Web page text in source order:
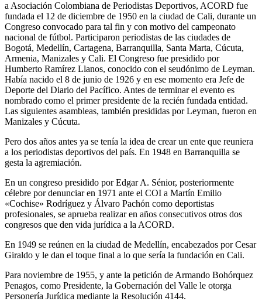
a Asociación Colombiana de Periodistas Deportivos, ACORD fue
fundada el 12 de diciembre de 1950 en la ciudad de Cali, durante un
Congreso convocado para tal fin y con motivo del campeonato
nacional de fútbol. Participaron periodistas de las ciudades de
Bogotá, Medellín, Cartagena, Barranquilla, Santa Marta, Cúcuta,
Armenia, Manizales y Cali. El Congreso fue presidido por
Humberto Ramírez Llanos, conocido con el seudónimo de Leyman.
Había nacido el 8 de junio de 1926 y en ese momento era Jefe de
Deporte del Diario del Pacífico. Antes de terminar el evento es
nombrado como el primer presidente de la recién fundada entidad.
Las siguientes asambleas, también presididas por Leyman, fueron en
Manizales y Cúcuta.
Pero dos años antes ya se tenía la idea de crear un ente que reuniera
a los periodistas deportivos del país. En 1948 en Barranquilla se
gesta la agremiación.
En un congreso presidido por Edgar A. Sénior, posteriormente
célebre por denunciar en 1971 ante el COI a Martín Emilio
«Cochise» Rodríguez y Álvaro Pachón como deportistas
profesionales, se aprueba realizar en años consecutivos otros dos
congresos que den vida jurídica a la ACORD.
En 1949 se reúnen en la ciudad de Medellín, encabezados por Cesar
Giraldo y le dan el toque final a lo que sería la fundación en Cali.
Para noviembre de 1955, y ante la petición de Armando Bohórquez
Penagos, como Presidente, la Gobernación del Valle le otorga
Personería Jurídica mediante la Resolución 4144.